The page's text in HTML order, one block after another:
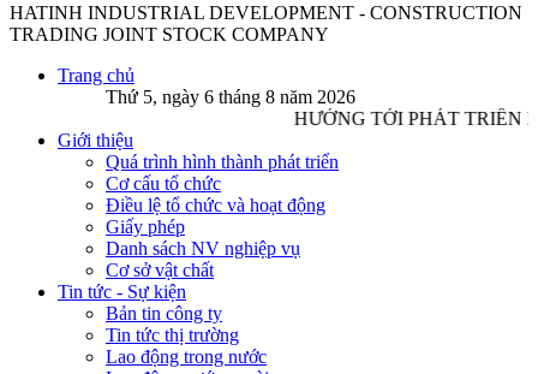
HATINH INDUSTRIAL DEVELOPMENT - CONSTRUCTION
TRADING JOINT STOCK COMPANY
Trang chủ
Thứ 5, ngày 6 tháng 8 năm 2026
HƯỚNG TỚI PHÁT TRIỂN
Giới thiệu
Quá trình hình thành phát triển
Cơ cấu tổ chức
Điều lệ tổ chức và hoạt động
Giấy phép
Danh sách NV nghiệp vụ
Cơ sở vật chất
Tin tức - Sự kiện
Bản tin công ty
Tin tức thị trường
Lao động trong nước